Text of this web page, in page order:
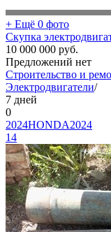
+ Ещё 0 фото
Скупка
10 000 000 руб.
Предложений нет
Строительство и
Электродвигатели/
7 дней
0
2024HONDA2024
14